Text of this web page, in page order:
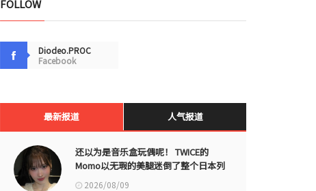
FOLLOW
Diodeo.PROC
Facebook
最新报道 人气报道
还以为是音乐盒玩偶呢！ TWICE的
Momo以无瑕的美腿迷倒了整个日本列
岛 2026/08/09